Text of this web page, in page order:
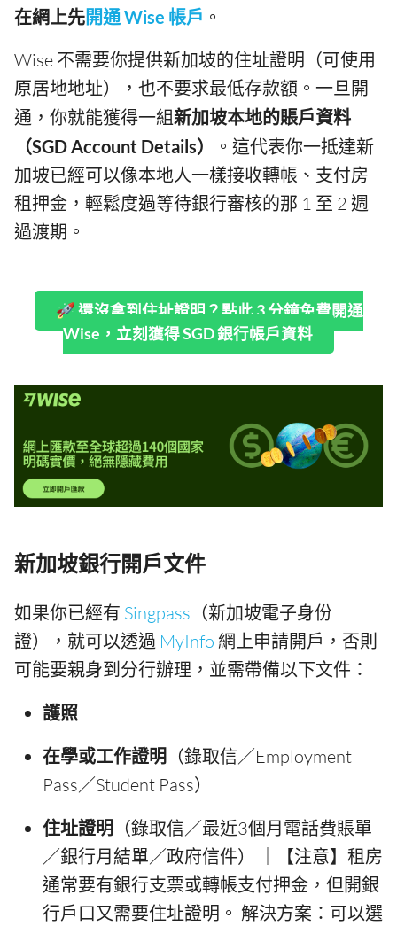
在網上先開通 Wise 帳戶 。
Wise 不需要你提供新加坡的住址證明（可使用
原居地地址），也不要求最低存款額。一旦開
通，你就能獲得一組新加坡本地的賬戶資料
（SGD Account Details）
。這代表你一抵達新
加坡已經可以像本地人一樣接收轉帳、支付房
租押金，輕鬆度過等待銀行審核的那 1 至 2 週
過渡期。
🚀 還沒拿到住址證明？點此 3 分鐘免費開通
Wise，立刻獲得 SGD 銀行帳戶資料
新加坡銀行開戶文件
如果你已經有 Singpass （新加坡電子身份
證），就可以透過 MyInfo 網上申請開戶，否則
可能要親身到分行辦理，並需帶備以下文件：
護照
在學或工作證明
（錄取信／Employment
Pass／Student Pass）
住址證明
（錄取信／最近3個月電話費賬單
／銀行月結單／政府信件） ｜【注意】租房
通常要有銀行支票或轉帳支付押金，但開銀
行戶口又需要住址證明。 解決方案：可以選